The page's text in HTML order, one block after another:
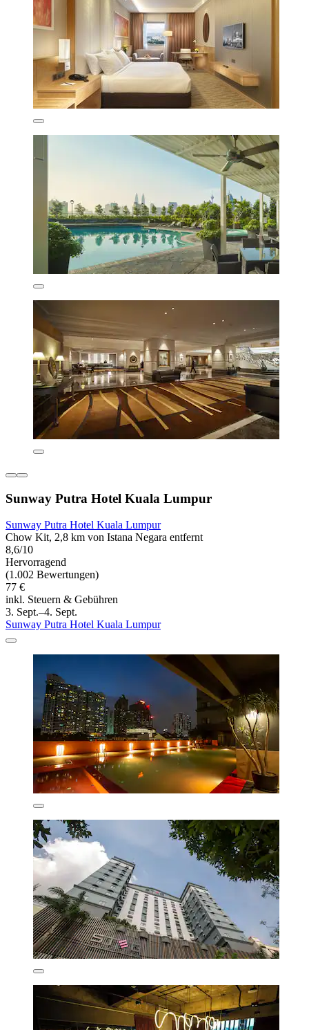
Sunway Putra Hotel Kuala Lumpur
Sunway Putra Hotel Kuala Lumpur
Chow Kit, 2,8 km von Istana Negara entfernt
8,6/10
Hervorragend
(1.002 Bewertungen)
77 €
inkl. Steuern & Gebühren
3. Sept.–4. Sept.
Sunway Putra Hotel Kuala Lumpur